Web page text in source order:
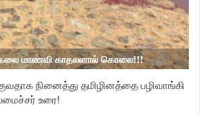
மாணவி காதலனால் கொலை!!!
நினைத்து தமிழினத்தை பழிவாங்கி
உரை!